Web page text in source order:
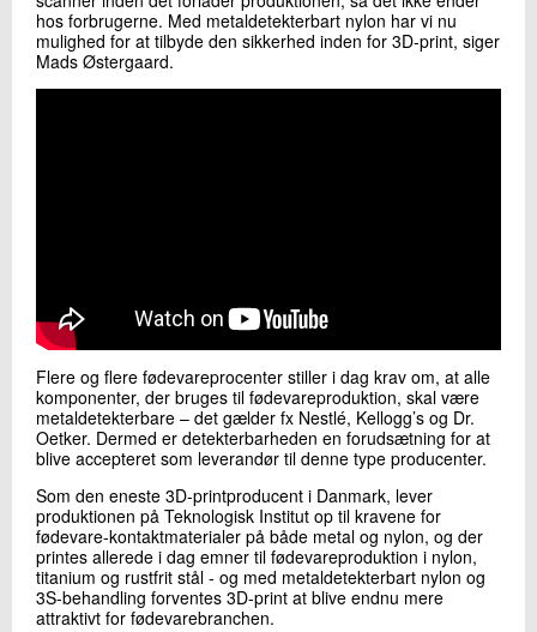
hos forbrugerne. Med metaldetekterbart nylon har vi nu
mulighed for at tilbyde den sikkerhed inden for 3D-print, siger
Mads Østergaard.
Flere og flere fødevareprocenter stiller i dag krav om, at alle
komponenter, der bruges til fødevareproduktion, skal være
metaldetekterbare – det gælder fx Nestlé, Kellogg’s og Dr.
Oetker. Dermed er detekterbarheden en forudsætning for at
blive accepteret som leverandør til denne type producenter.
Som den eneste 3D-printproducent i Danmark, lever
produktionen på Teknologisk Institut op til kravene for
fødevare-kontaktmaterialer på både metal og nylon, og der
printes allerede i dag emner til fødevareproduktion i nylon,
titanium og rustfrit stål - og med metaldetekterbart nylon og
3S-behandling forventes 3D-print at blive endnu mere
attraktivt for fødevarebranchen.